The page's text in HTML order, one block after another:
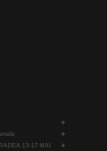
13-17 MAI